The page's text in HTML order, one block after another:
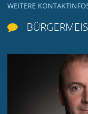
WEITERE
